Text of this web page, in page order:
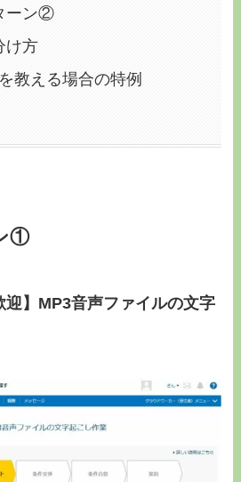
ーン②
け方
教える場合の特例
①
迎】MP3音声ファイルの文字